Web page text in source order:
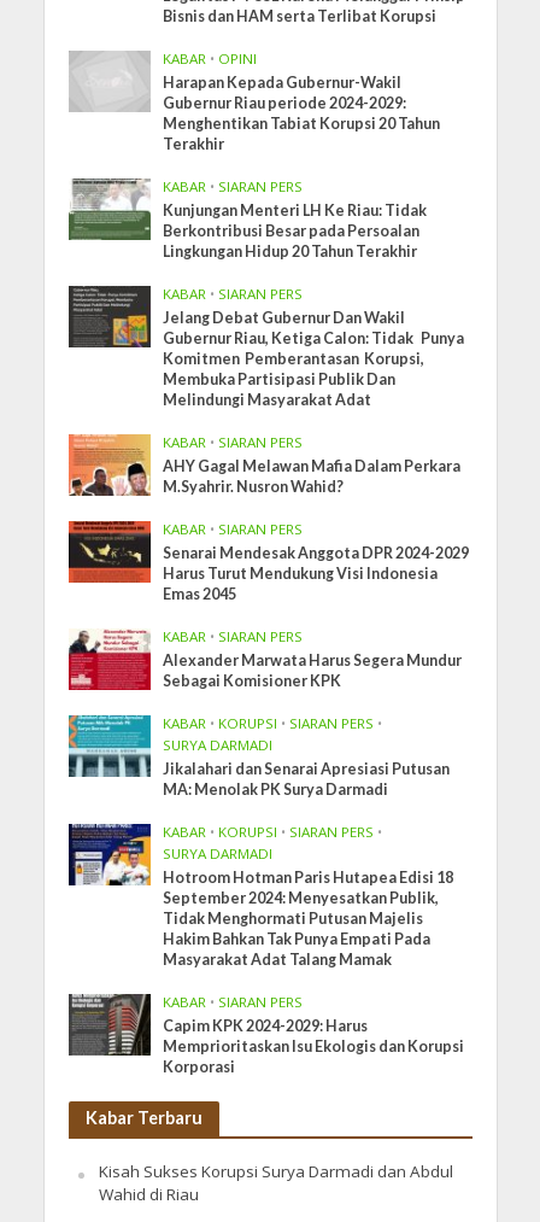
Bisnis dan HAM serta Terlibat Korupsi
KABAR • OPINI
Harapan Kepada Gubernur-Wakil
Gubernur Riau periode 2024-2029:
Menghentikan Tabiat Korupsi 20 Tahun
Terakhir
KABAR • SIARAN PERS
Kunjungan Menteri LH Ke Riau: Tidak
Berkontribusi Besar pada Persoalan
Lingkungan Hidup 20 Tahun Terakhir
KABAR • SIARAN PERS
Jelang Debat Gubernur Dan Wakil
Gubernur Riau, Ketiga Calon: Tidak Punya
Komitmen Pemberantasan Korupsi,
Membuka Partisipasi Publik Dan
Melindungi Masyarakat Adat
KABAR • SIARAN PERS
AHY Gagal Melawan Mafia Dalam Perkara
M.Syahrir. Nusron Wahid?
KABAR • SIARAN PERS
Senarai Mendesak Anggota DPR 2024-2029
Harus Turut Mendukung Visi Indonesia
Emas 2045
KABAR • SIARAN PERS
Alexander Marwata Harus Segera Mundur
Sebagai Komisioner KPK
KABAR • KORUPSI • SIARAN PERS •
SURYA DARMADI
Jikalahari dan Senarai Apresiasi Putusan
MA: Menolak PK Surya Darmadi
KABAR • KORUPSI • SIARAN PERS •
SURYA DARMADI
Hotroom Hotman Paris Hutapea Edisi 18
September 2024: Menyesatkan Publik,
Tidak Menghormati Putusan Majelis
Hakim Bahkan Tak Punya Empati Pada
Masyarakat Adat Talang Mamak
KABAR • SIARAN PERS
Capim KPK 2024-2029: Harus
Memprioritaskan Isu Ekologis dan Korupsi
Korporasi
Kabar Terbaru
Kisah Sukses Korupsi Surya Darmadi dan Abdul
Wahid di Riau